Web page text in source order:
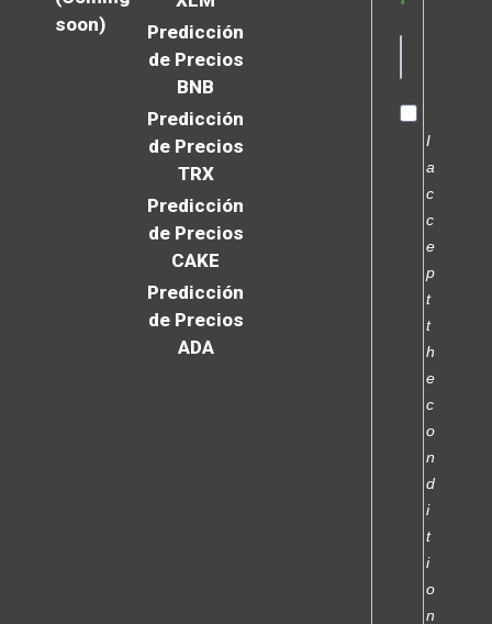
soon)
Predicción
de Precios
BNB
Predicción
de Precios
TRX
Predicción
de Precios
CAKE
Predicción
de Precios
ADA
I
a
c
c
e
p
t
t
h
e
c
o
n
d
i
t
i
o
n